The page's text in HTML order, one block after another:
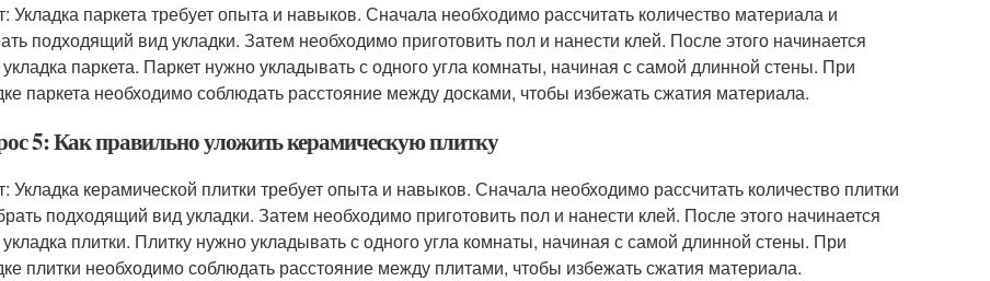
Укладка паркета требует опыта и навыков. Сначала необходимо рассчитать количество материала и
подходящий вид укладки. Затем необходимо приготовить пол и нанести клей. После этого начинается
паркета. Паркет нужно укладывать с одного угла комнаты, начиная с самой длинной стены. При
паркета необходимо соблюдать расстояние между досками, чтобы избежать сжатия материала.
5: Как правильно уложить керамическую плитку
Укладка керамической плитки требует опыта и навыков. Сначала необходимо рассчитать количество плитки
подходящий вид укладки. Затем необходимо приготовить пол и нанести клей. После этого начинается
плитки. Плитку нужно укладывать с одного угла комнаты, начиная с самой длинной стены. При
плитки необходимо соблюдать расстояние между плитами, чтобы избежать сжатия материала.